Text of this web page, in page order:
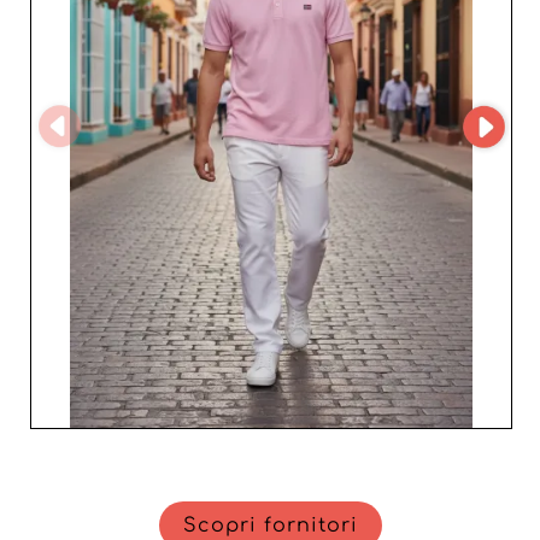
Scopri fornitori